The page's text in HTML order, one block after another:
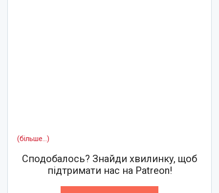
(більше…)
Сподобалось? Знайди хвилинку, щоб
підтримати нас на Patreon!